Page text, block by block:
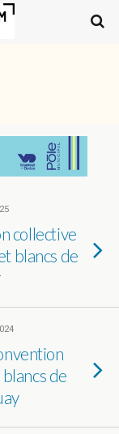
collective
blancs de
de